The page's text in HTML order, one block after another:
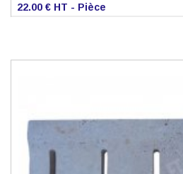
22.00 € HT - Pièce